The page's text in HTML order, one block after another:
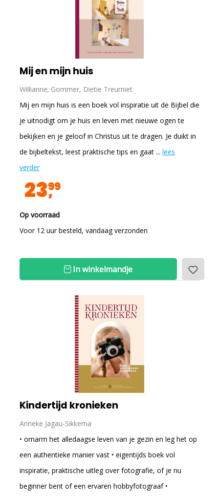
Mij en mijn huis
Willianne; Gommer, Dietie Treurniet
Mij en mijn huis is een boek vol inspiratie uit de Bijbel die
je uitnodigt om je huis en leven met nieuwe ogen te
bekijken en je geloof in Christus uit te dragen. Je duikt in
de bijbeltekst, leest praktische tips en gaat ... lees
verder
2399
Op voorraad
Voor 12 uur besteld, vandaag verzonden
In winkelmandje
Kindertijd kronieken
Anneke Jagau-Sikkema
• omarm het alledaagse leven van je gezin en leg het op
een authentieke manier vast • eigentijds boek vol
inspiratie, praktische uitleg over fotografie, of je nu
beginner bent of een ervaren hobbyfotograaf •